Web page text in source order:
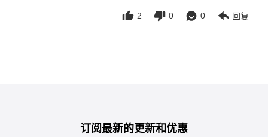
2 0 0 回复
订阅最新的更新和优惠